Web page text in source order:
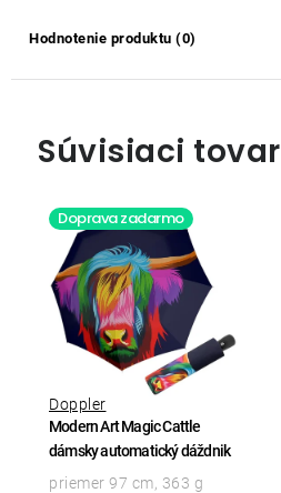
Hodnotenie produktu (0)
Súvisiaci tovar
Doprava zadarmo
Modern Art Magic Cattle
dámsky automatický dáždnik
Doppler
priemer 97 cm, 363 g